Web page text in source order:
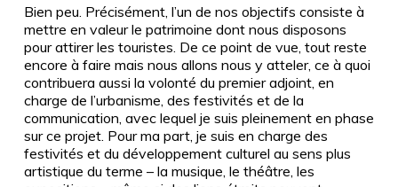
Bien peu. Précisément, l’un de nos objectifs consiste à
mettre en valeur le patrimoine dont nous disposons
pour attirer les touristes. De ce point de vue, tout reste
encore à faire mais nous allons nous y atteler, ce à quoi
contribuera aussi la volonté du premier adjoint, en
charge de l’urbanisme, des festivités et de la
communication, avec lequel je suis pleinement en phase
sur ce projet. Pour ma part, je suis en charge des
festivités et du développement culturel au sens plus
artistique du terme – la musique, le théâtre, les